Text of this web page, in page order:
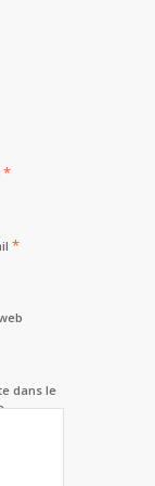
*
*
dans le